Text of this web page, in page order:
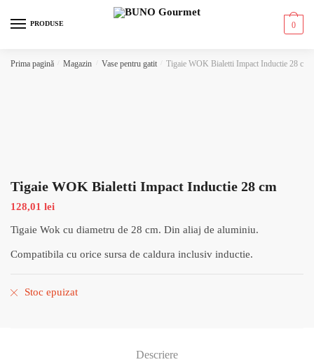
PRODUSE 0
Prima pagină Magazin Vase pentru gatit Tigaie WOK Bialetti Impact Inductie 28 cm
Tigaie WOK Bialetti Impact Inductie 28 cm
128,01 lei
Tigaie Wok cu diametru de 28 cm. Din aliaj de aluminiu.
Compatibila cu orice sursa de caldura inclusiv inductie.
Stoc epuizat
Descriere